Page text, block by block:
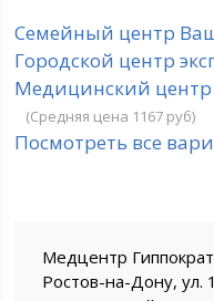
Семейный центр
Городской центр
Медицинский
(Средняя цена 1167 руб)
Посмотреть все
Медцентр
Ростов-на-Дону, ул.